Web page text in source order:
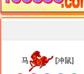
马 [冲鼠]